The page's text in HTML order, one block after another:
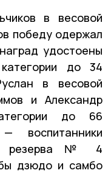
в весовой
победу одержал
удостоены
до 34
в весовой
и Александр
до 66
воспитанники
резерва № 4
дзюдо и самбо